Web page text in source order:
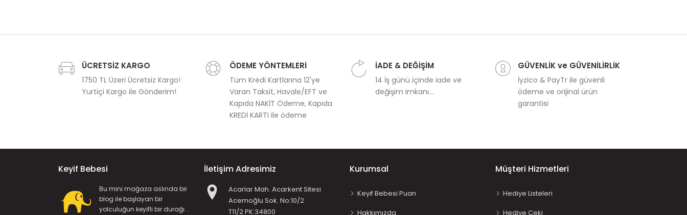
ÜCRETSİZ KARGO
1750 TL Üzeri Ücretsiz Kargo!
Yurtiçi Kargo ile Gönderim!
ÖDEME YÖNTEMLERİ
Tüm Kredi Kartlarına 12'ye
Varan Taksit, Havale/EFT ve
Kapıda NAKİT Ödeme, Kapıda
KREDİ KARTI ile ödeme
İADE & DEĞİŞİM
14 İş günü içinde iade ve
değişim imkanı...
GÜVENLİK ve GÜVENİLİRLİK
İyzico & PayTr ile güvenli
ödeme ve orijinal ürün
garantisi
Keyif Bebesi
Bu mini mağaza aslında bir
blog ile başlayan bir
yolculuğun keyifli bir durağı...
İletişim Adresimiz
Acarlar Mah. Acarkent Sitesi
Acemoğlu Sok. No:10/2
T11/2 PK:34800
Kurumsal
Keyif Bebesi Puan
Hakkımızda
Müşteri Hizmetleri
Hediye Listeleri
Hediye Çeki